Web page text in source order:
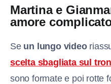
Martina e
amore
Se un lungo video
scelta sbagliata sul
sono formate e poi rotte